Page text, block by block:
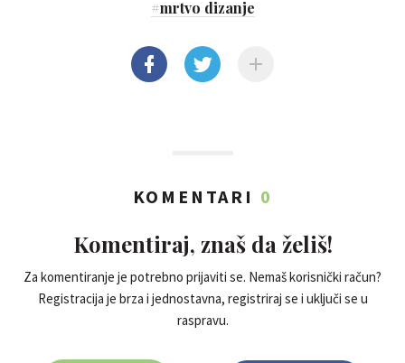
#mrtvo dizanje
KOMENTARI 0
Komentiraj, znaš da želiš!
Za komentiranje je potrebno prijaviti se. Nemaš korisnički račun?
Registracija je brza i jednostavna, registriraj se i uključi se u
raspravu.